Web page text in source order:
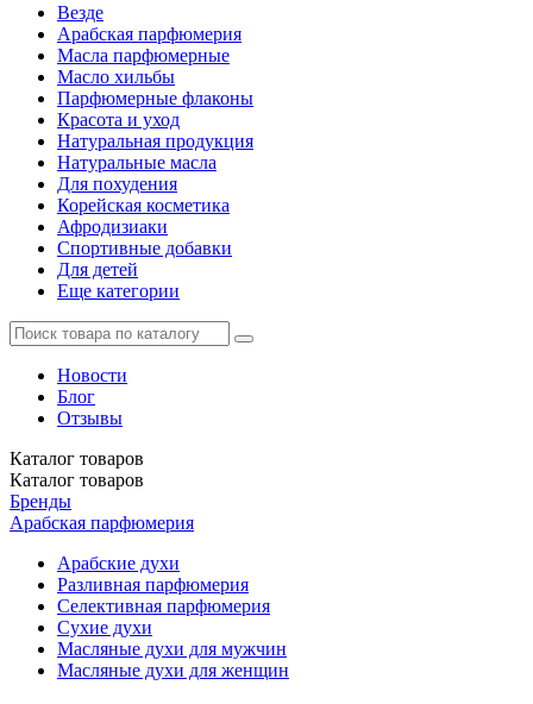
Везде
Арабская парфюмерия
Масла парфюмерные
Масло хильбы
Парфюмерные флаконы
Красота и уход
Натуральная продукция
Натуральные масла
Для похудения
Корейская косметика
Афродизиаки
Спортивные добавки
Для детей
Еще категории
Новости
Блог
Отзывы
Каталог товаров
Каталог товаров
Бренды
Арабская парфюмерия
Арабские духи
Разливная парфюмерия
Селективная парфюмерия
Сухие духи
Масляные духи для мужчин
Масляные духи для женщин